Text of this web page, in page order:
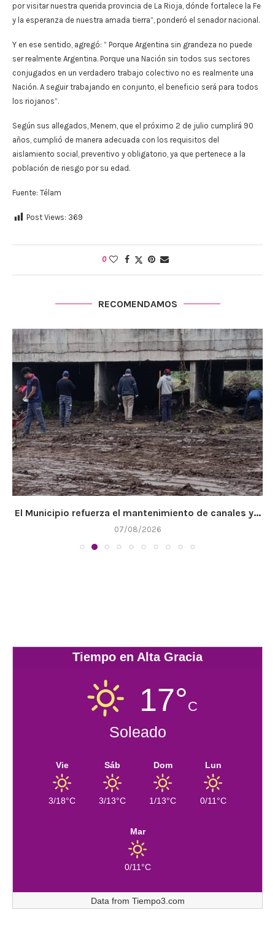
por visitar nuestra querida provincia de La Rioja, dónde fortalece la Fe
y la esperanza de nuestra amada tierra”, ponderó el senador nacional.
Y en ese sentido, agregó: ” Porque Argentina sin grandeza no puede
ser realmente Argentina. Porque una Nación sin todos sus sectores
conjugados en un verdadero trabajo colectivo no es realmente una
Nación. A seguir trabajando en conjunto, el beneficio será para todos
los riojanos”.
Según sus allegados, Menem, que el próximo 2 de julio cumplirá 90
años, cumplió de manera adecuada con los requisitos del
aislamiento social, preventivo y obligatorio, ya que pertenece a la
población de riesgo por su edad.
Fuente: Télam
Post Views: 369
0
RECOMENDAMOS
El Municipio refuerza el mantenimiento de canales y...
07/08/2026
Tiempo en Alta Gracia
17°C
Soleado
Vie
3/18°C
Sáb
3/13°C
Dom
1/13°C
Lun
0/11°C
Mar
0/11°C
Data from Tiempo3.com